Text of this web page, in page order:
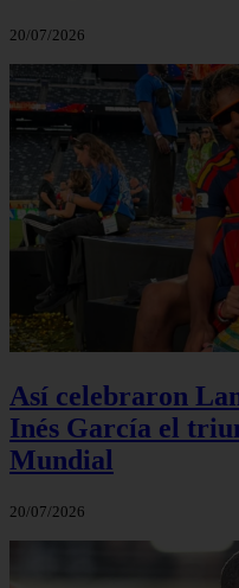
20/07/2026
Así celebraron
Inés García el
Mundial
20/07/2026